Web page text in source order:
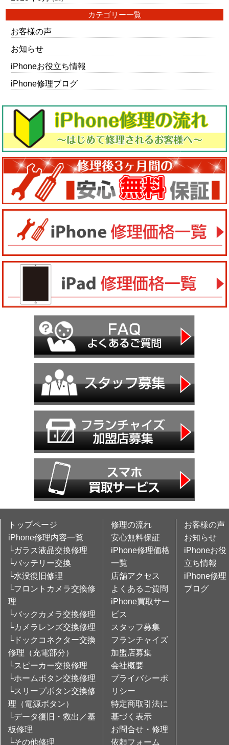
カテゴリー一覧
お客様の声
お知らせ
iPhoneお役立ち情報
iPhone修理ブログ
トップページ
iPhone修理内容一覧
└ガラス液晶交換修理
└バッテリー交換
└水没復旧修理
└フロントカメラ交換修
理
└バックカメラ交換修理
└カメラレンズ交換修理
└ドックコネクター交換
修理（充電部分）
└スピーカー交換修理
└ホームボタン交換修理
└スリープボタン交換修
理（電源ボタン）
└データ復旧・救出／基
板修理
└その他修理
修理の流れ
安心無料保証
iPhone修理価格
一覧
店舗アクセス
よくあるご質問
iPhone買取サー
ビス
スタッフ募集
フランチャイズ
加盟店募集
会社概要
プライバシーポ
リシー
特定商取引法に
基づく表示
お問合せ・修理
依頼フォーム
お客様の声
お知らせ
iPhoneお役
立ち情報
iPhone修理
ブログ